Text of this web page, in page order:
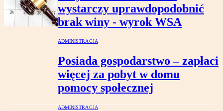
wystarczy uprawdopodobnić
brak winy - wyrok WSA
ADMINISTRACJA
Posiada gospodarstwo – zapłaci
więcej za pobyt w domu
pomocy społecznej
ADMINISTRACJA